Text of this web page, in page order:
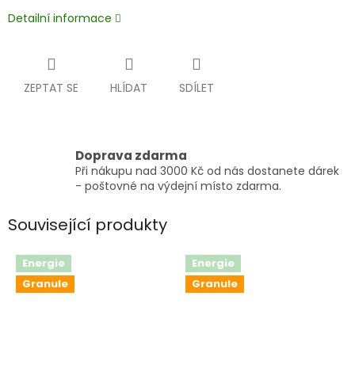
Detailní informace
ZEPTAT SE HLÍDAT SDÍLET
Doprava zdarma
Při nákupu nad 3000 Kč od nás dostanete dárek
- poštovné na výdejní místo zdarma.
Související produkty
Energie
Granule
Energie
Granule